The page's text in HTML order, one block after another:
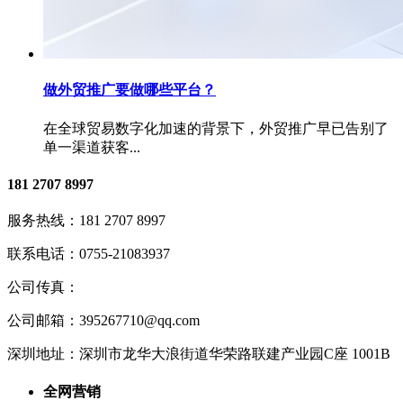
做外贸推广要做哪些平台？
在全球贸易数字化加速的背景下，外贸推广早已告别了
单一渠道获客...
181 2707 8997
服务热线： 181 2707 8997
联系电话： 0755-21083937
公司传真：
公司邮箱： 395267710@qq.com
深圳地址： 深圳市龙华大浪街道华荣路联建产业园C座 1001B
全网营销